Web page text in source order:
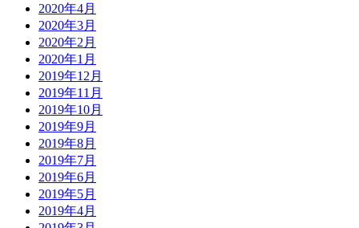
2020年4月
2020年3月
2020年2月
2020年1月
2019年12月
2019年11月
2019年10月
2019年9月
2019年8月
2019年7月
2019年6月
2019年5月
2019年4月